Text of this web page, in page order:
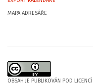
MAPA ADRESÁŘE
OBSAH JE PUBLIKOVÁN POD LICENCÍ